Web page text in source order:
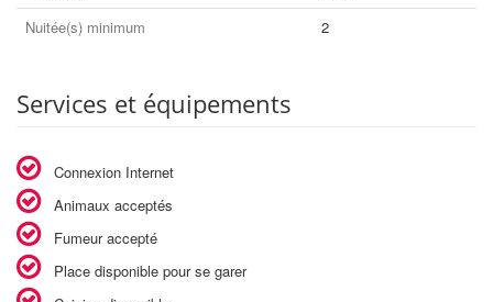
Nuitée(s) minimum
2
Services et équipements
Connexion Internet
Animaux acceptés
Fumeur accepté
Place disponible pour se garer